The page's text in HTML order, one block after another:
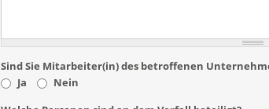
Sind Sie Mitarbeiter(in) des betroffenen
Ja
Nein